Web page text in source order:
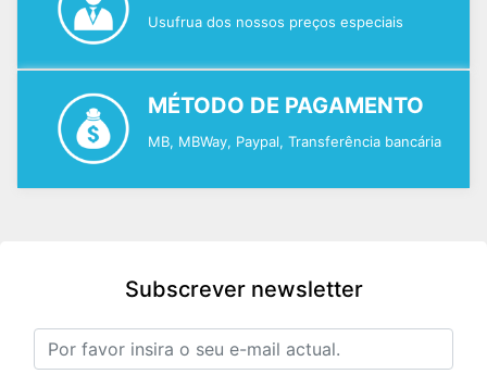
Usufrua dos nossos preços especiais
MÉTODO DE PAGAMENTO
MB, MBWay, Paypal, Transferência bancária
Subscrever newsletter